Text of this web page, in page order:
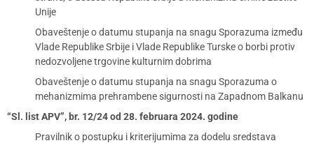
Unije
Obaveštenje o datumu stupanja na snagu Sporazuma između
Vlade Republike Srbije i Vlade Republike Turske o borbi protiv
nedozvoljene trgovine kulturnim dobrima
Obaveštenje o datumu stupanja na snagu Sporazuma o
mehanizmima prehrambene sigurnosti na Zapadnom Balkanu
“Sl. list APV”, br. 12/24 od 28. februara 2024. godine
Pravilnik o postupku i kriterijumima za dodelu sredstava